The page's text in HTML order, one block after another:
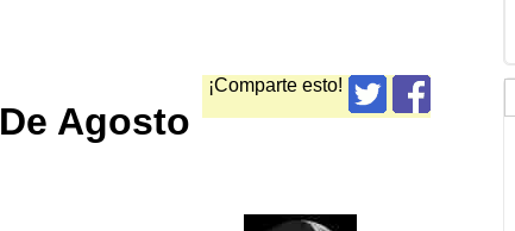
¡Comparte esto!
Agosto